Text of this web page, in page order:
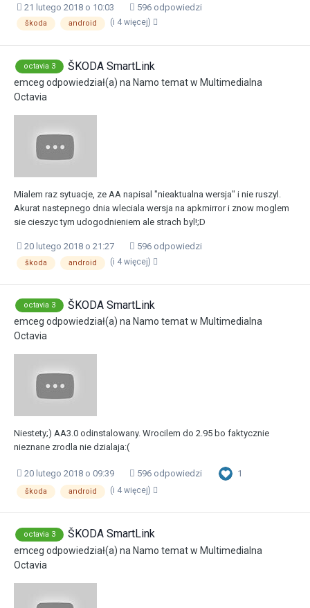
21 lutego 2018 o 10:03 596 odpowiedzi
škoda android (i 4 więcej)
octavia 3 ŠKODA SmartLink
emceg odpowiedział(a) na Namo temat w Multimedialna
Octavia
Mialem raz sytuacje, ze AA napisal "nieaktualna wersja" i nie ruszyl.
Akurat nastepnego dnia wleciala wersja na apkmirror i znow moglem
sie cieszyc tym udogodnieniem ale strach byl!;D
20 lutego 2018 o 21:27 596 odpowiedzi
škoda android (i 4 więcej)
octavia 3 ŠKODA SmartLink
emceg odpowiedział(a) na Namo temat w Multimedialna
Octavia
Niestety;) AA3.0 odinstalowany. Wrocilem do 2.95 bo faktycznie
nieznane zrodla nie dzialaja:(
20 lutego 2018 o 09:39 596 odpowiedzi 1
škoda android (i 4 więcej)
octavia 3 ŠKODA SmartLink
emceg odpowiedział(a) na Namo temat w Multimedialna
Octavia